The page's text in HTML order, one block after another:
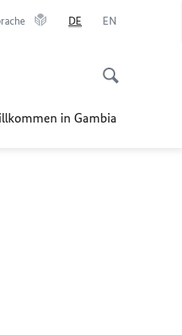
DE EN
in Gambia